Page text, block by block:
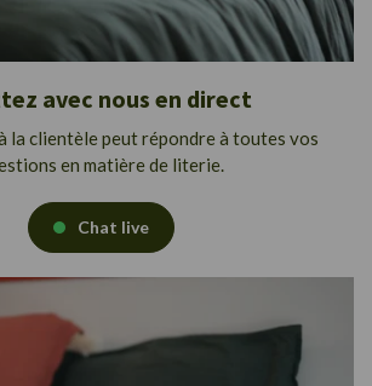
avec nous en direct
la clientèle peut répondre à toutes vos
en matière de literie.
Chat live